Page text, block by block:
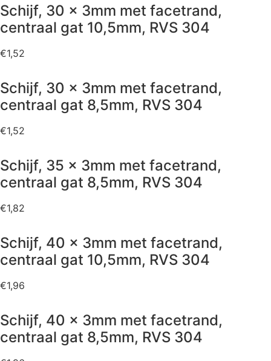
Schijf, 30 x 3mm met facetrand,
centraal gat 10,5mm, RVS 304
€1,52
Schijf, 30 x 3mm met facetrand,
centraal gat 8,5mm, RVS 304
€1,52
Schijf, 35 x 3mm met facetrand,
centraal gat 8,5mm, RVS 304
€1,82
Schijf, 40 x 3mm met facetrand,
centraal gat 10,5mm, RVS 304
€1,96
Schijf, 40 x 3mm met facetrand,
centraal gat 8,5mm, RVS 304